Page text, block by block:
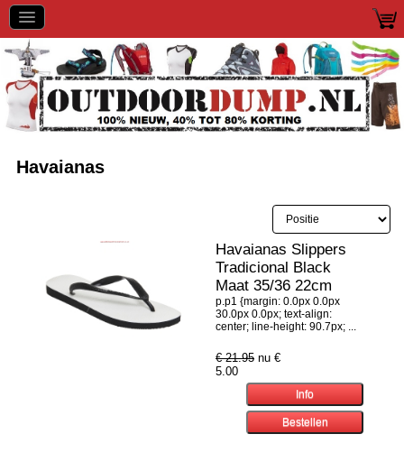
Havaianas
Havaianas Slippers
Tradicional Black
Maat 35/36 22cm
p.p1 {margin: 0.0px 0.0px
30.0px 0.0px; text-align:
center; line-height: 90.7px; ...
€ 21.95 nu €
5.00